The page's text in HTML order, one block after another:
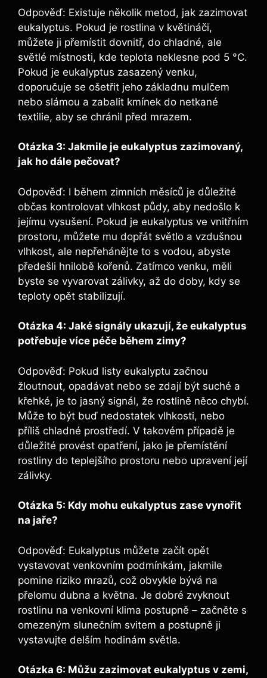
Odpověď: Existuje několik metod, jak zazimovat
eukalyptus. Pokud je rostlina v květináči,
můžete ji přemístit dovnitř, do chladné, ale
světlé místnosti, kde teplota neklesne pod 5 °C.
Pokud je eukalyptus zasazený venku,
doporučuje se ošetřit jeho základnu mulčem
nebo slámou a zabalit kmínek do netkané
textilie, aby se chránil před mrazem.
Otázka 3: Jakmile je eukalyptus zazimovaný,
jak ho dále pečovat?
Odpověď: I během zimních měsíců je důležité
občas kontrolovat vlhkost půdy, aby nedošlo k
jejímu vysušení. Pokud je eukalyptus ve vnitřním
prostoru, můžete mu dopřát světlo a vzdušnou
vlhkost, ale nepřehánějte to s vodou, abyste
předešli hnilobě kořenů. Zatímco venku, měli
byste se vyvarovat zálivky, až do doby, kdy se
teploty opět stabilizují.
Otázka 4: Jaké signály ukazují, že eukalyptus
potřebuje více péče během zimy?
Odpověď: Pokud listy eukalyptu začnou
žloutnout, opadávat nebo se zdají být suché a
křehké, je to jasný signál, že rostlině něco chybí.
Může to být buď nedostatek vlhkosti, nebo
příliš chladné prostředí. V takovém případě je
důležité provést opatření, jako je přemístění
rostliny do teplejšího prostoru nebo upravení její
zálivky.
Otázka 5: Kdy mohu eukalyptus zase vynořit
na jaře?
Odpověď: Eukalyptus můžete začít opět
vystavovat venkovním podmínkám, jakmile
pomine riziko mrazů, což obvykle bývá na
přelomu dubna a května. Je dobré zvyknout
rostlinu na venkovní klima postupně – začněte s
omezeným slunečním svitem a postupně ji
vystavujte delším hodinám světla.
Otázka 6: Můžu zazimovat eukalyptus v zemi,